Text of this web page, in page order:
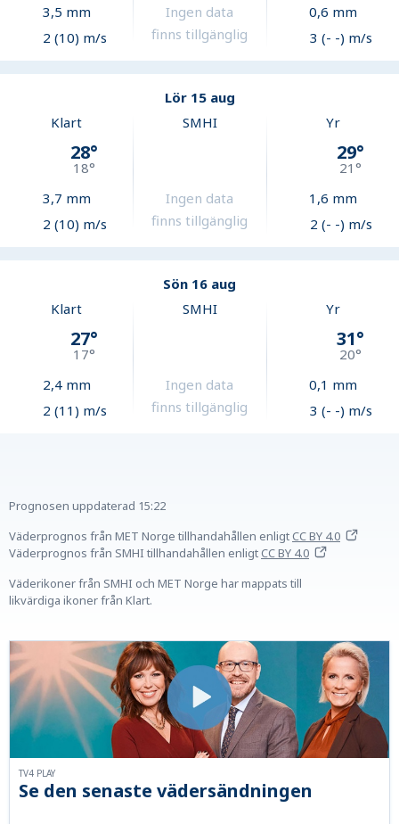
3,5 mm
2 (10) m/s
Ingen data
finns tillgänglig
0,6 mm
3 (- -) m/s
Lör 15 aug
Klart
28°
18°
3,7 mm
2 (10) m/s
SMHI
Ingen data
finns tillgänglig
Yr
29°
21°
1,6 mm
2 (- -) m/s
Sön 16 aug
Klart
27°
17°
2,4mm
2 (11) m/s
SMHI
Ingen data
finns tillgänglig
Yr
31°
20°
0,1 mm
3 (- -) m/s
Prognosen uppdaterad 15:22
Väderprognos från MET Norge tillhandahållen enligtCC BY 4.0
Väderprognos från SMHI tillhandahållen enligtCC BY 4.0
Väderikoner från SMHI och MET Norge har mappats till
likvärdiga ikoner från Klart.
Se den senaste vädersändningen
TV4 PLAY